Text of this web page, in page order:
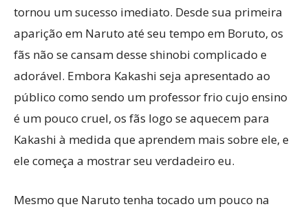
tornou um sucesso imediato. Desde sua primeira
aparição em Naruto até seu tempo em Boruto, os
fãs não se cansam desse shinobi complicado e
adorável. Embora Kakashi seja apresentado ao
público como sendo um professor frio cujo ensino
é um pouco cruel, os fãs logo se aquecem para
Kakashi à medida que aprendem mais sobre ele, e
ele começa a mostrar seu verdadeiro eu.
Mesmo que Naruto tenha tocado um pouco na